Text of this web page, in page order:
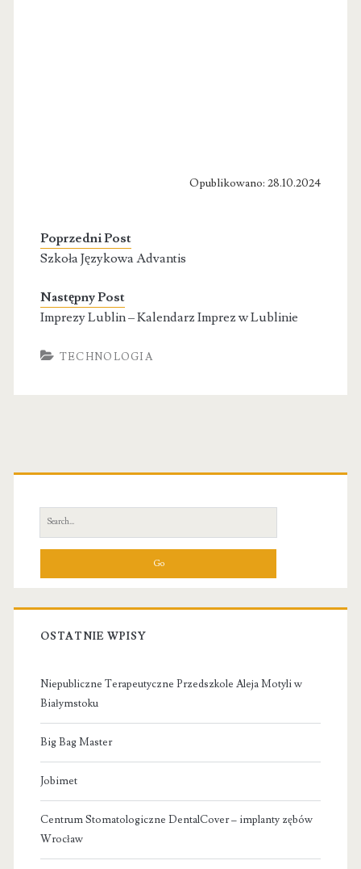
Opublikowano: 28.10.2024
Poprzedni Post
Szkoła Językowa Advantis
Następny Post
Imprezy Lublin – Kalendarz Imprez w Lublinie
TECHNOLOGIA
Primary
Sidebar
Search
for:
OSTATNIE WPISY
Niepubliczne Terapeutyczne Przedszkole Aleja Motyli w
Białymstoku
Big Bag Master
Jobimet
Centrum Stomatologiczne DentalCover – implanty zębów
Wrocław